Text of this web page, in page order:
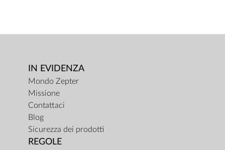
IN EVIDENZA
Mondo Zepter
Missione
Contattaci
Blog
Sicurezza dei prodotti
REGOLE